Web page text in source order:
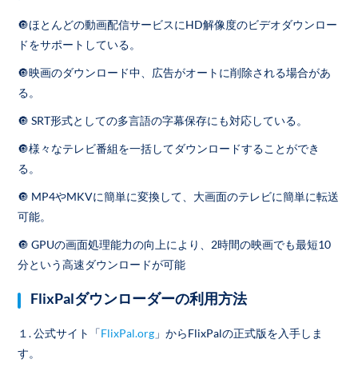
🔘ほとんどの動画配信サービスにHD解像度のビデオダウンロー
ドをサポートしている。
🔘映画のダウンロード中、広告がオートに削除される場合があ
る。
🔘 SRT形式としての多言語の字幕保存にも対応している。
🔘様々なテレビ番組を一括してダウンロードすることができ
る。
🔘 MP4やMKVに簡単に変換して、大画面のテレビに簡単に転送
可能。
🔘 GPUの画面処理能力の向上により、2時間の映画でも最短10
分という高速ダウンロードが可能
FlixPalダウンローダーの利用方法
１. 公式サイト「FlixPal.org 」からFlixPalの正式版を入手しま
す。